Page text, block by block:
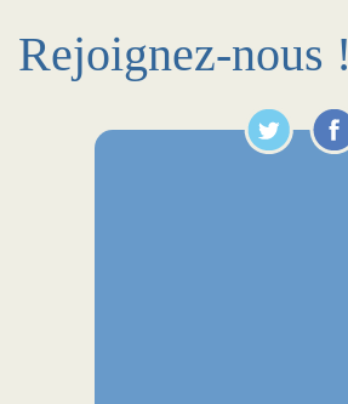
Rejoignez-nous !